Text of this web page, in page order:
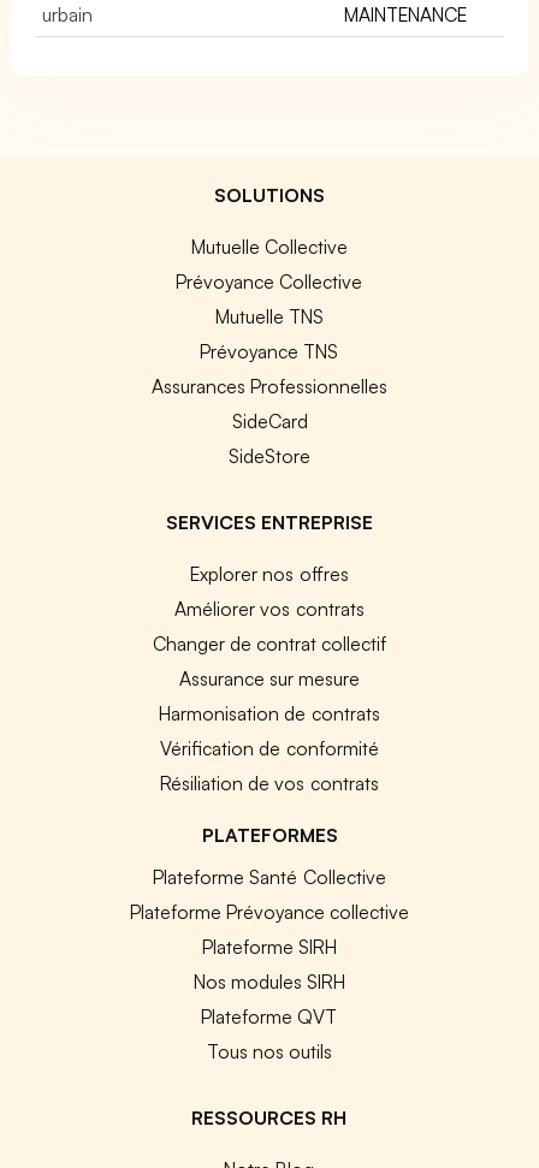
urbain
MAINTENANCE
SOLUTIONS
Mutuelle Collective
Prévoyance Collective
Mutuelle TNS
Prévoyance TNS
Assurances Professionnelles
SideCard
SideStore
SERVICES ENTREPRISE
Explorer nos offres
Améliorer vos contrats
Changer de contrat collectif
Assurance sur mesure
Harmonisation de contrats
Vérification de conformité
Résiliation de vos contrats
PLATEFORMES
Plateforme Santé Collective
Plateforme Prévoyance collective
Plateforme SIRH
Nos modules SIRH
Plateforme QVT
Tous nos outils
RESSOURCES RH